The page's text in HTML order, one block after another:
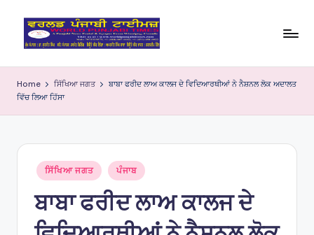
o
rl
nj
a
Home ਸਿੱਖਿਆ ਜਗਤ
ਬਾਬਾ ਫਰੀਦ ਲਾਅ ਕਾਲਜ ਦੇ ਵਿਦਿਆਰਥੀਆਂ ਨੇ ਨੈਸ਼ਨਲ ਲੋਕ ਅਦਾਲਤ
ਵਿੱਚ ਲਿਆ ਹਿੱਸਾ
Posted
in
ਸਿੱਖਿਆ ਜਗਤ ਪੰਜਾਬ
ਬਾਬਾ ਫਰੀਦ ਲਾਅ ਕਾਲਜ ਦੇ